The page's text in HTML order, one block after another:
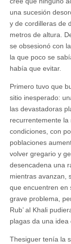
una sucesión
y de cordilleras de
metros de altura.
se obsesionó con
la que poco se
había que evitar.
Primero tuvo que
sitio inesperado:
las devastadoras
recurrentemente la
condiciones, con
poblaciones
volver gregario y
desencadena una
mientras avanzan,
que encuentren en
grave problema,
Rub’ al Khali
plagas da una idea
Thesiguer tenía la